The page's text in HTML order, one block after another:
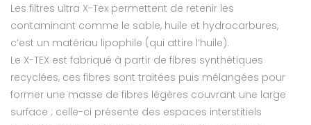
Les filtres ultra X-Tex permettent de retenir les
contaminant comme le sable, huile et hydrocarbures,
c’est un matériau lipophile (qui attire l’huile).
Le X-TEX est fabriqué à partir de fibres synthétiques
recyclées, ces fibres sont traitées puis mélangées pour
former une masse de fibres légères couvrant une large
surface ; celle-ci présente des espaces interstitiels